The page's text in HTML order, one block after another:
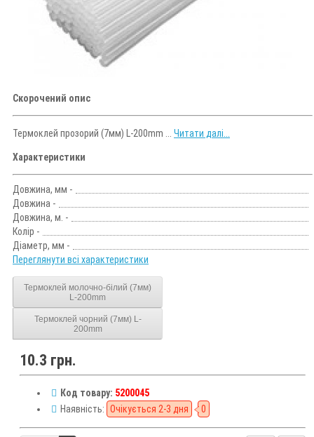
Скорочений опис
Термоклей прозорий (7мм) L-200mm ... Читати далі...
Характеристики
Довжина, мм -
Довжина -
Довжина, м. -
Колір -
Діаметр, мм -
Переглянути всі характеристики
Термоклей молочно-білий (7мм)
L-200mm
Термоклей чорний (7мм) L-
200mm
10.3 грн.
Код товару: 5200045
Наявність: Очікується 2-3 дня 0